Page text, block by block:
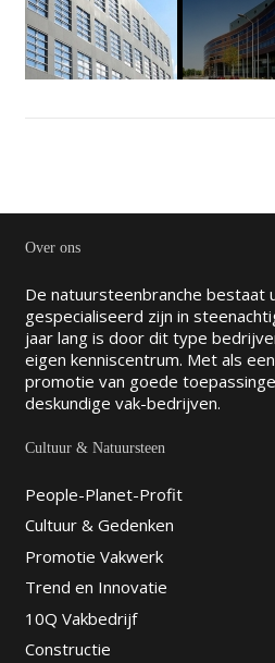
Over ons
De natuursteenbranche bestaat
gespecialiseerd zijn in
jaar lang is door dit type
eigen kenniscentrum. Met als
promotie van goede
deskundige vak-bedrijven.
Cultuur & Natuursteen
People-Planet-Profit
Cultuur & Gedenken
Promotie Vakwerk
Trend en Innovatie
10Q Vakbedrijf
Constructie